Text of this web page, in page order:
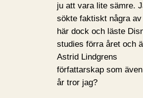
ju att vara lite sämre.
sökte faktiskt några av
här dock och läste
studies förra året och
Astrid Lindgrens
författarskap som
år tror jag?